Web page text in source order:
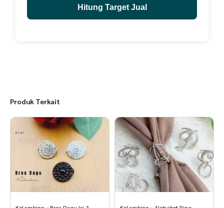
- Pergelangan ada kancing (wudhu friendly)
LD- PB - PT pdk - PT pjg
XS = 96 cm - 70 cm - 24 cm - 58 cm
S = 100 cm - 72 cm - 25 cm - 60 cm
M = 104 cm - 74 cm - 26 cm - 62 cm
Hitung Target Jual
Produk Terkait